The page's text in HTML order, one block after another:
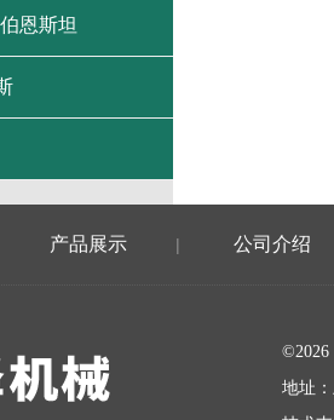
恩斯坦
产品展示 | 公司介绍
地址